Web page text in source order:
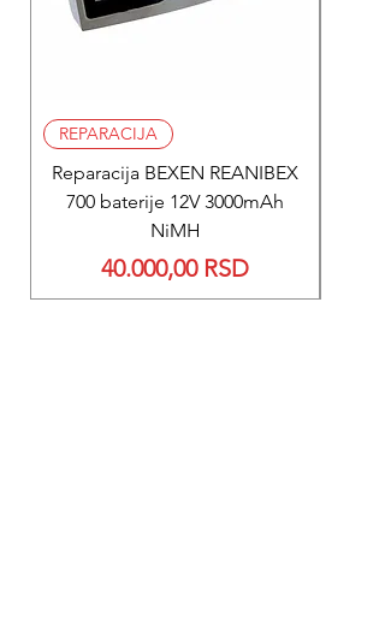
REPARACIJA
Reparacija BEXEN REANIBEX
700 baterije 12V 3000mAh
NiMH
Price
40.000,00 RSD